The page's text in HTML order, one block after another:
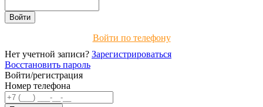
Войти по телефону
Нет учетной записи? Зарегистрироваться
Восстановить пароль
Войти/регистрация
Номер телефона